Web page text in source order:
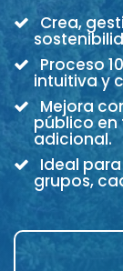
Crea,
Proceso
intuitiva y
Mejora
público en
adicional.
Ideal para
grupos,